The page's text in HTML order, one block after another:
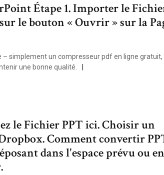
Étape 1. Importer le
le bouton « Ouvrir » sur la
simplement un compresseur pdf en ligne gratuit,
une bonne qualité.
le Fichier PPT ici. Choisir un
Comment convertir
dans l'espace prévu ou en